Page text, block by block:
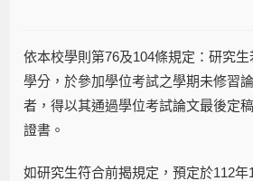
依本校學則第76及104條規定：研究
學分，於參加學位考試之學期未修習
者，得以其通過學位考試論文最後定
證書。
如研究生符合前揭規定，預定於112